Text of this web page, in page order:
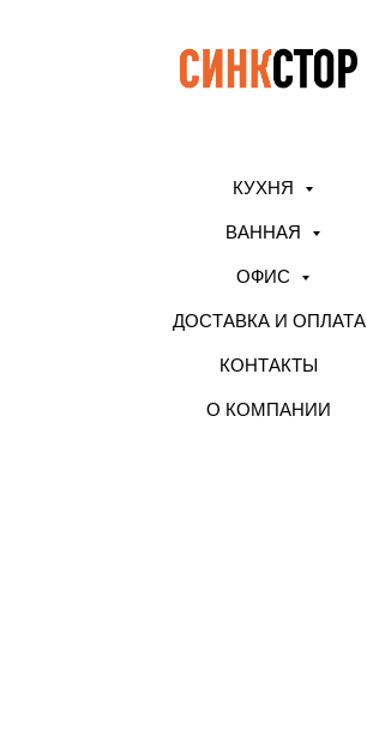
КУХНЯ
ВАННАЯ
ОФИС
ДОСТАВКА И ОПЛАТА
КОНТАКТЫ
О КОМПАНИИ